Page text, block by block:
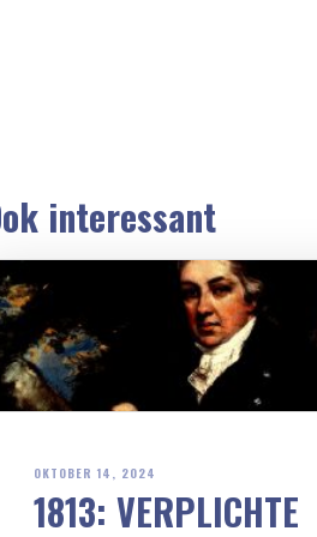
interessant
OKTOBER 14, 2024
1813: VERPLICHTE